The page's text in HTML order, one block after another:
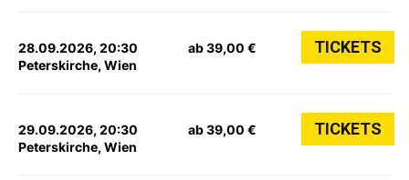
28.09.2026, 20:30
Peterskirche, Wien
ab 39,00 € TICKETS
29.09.2026, 20:30
Peterskirche, Wien
ab 39,00 € TICKETS